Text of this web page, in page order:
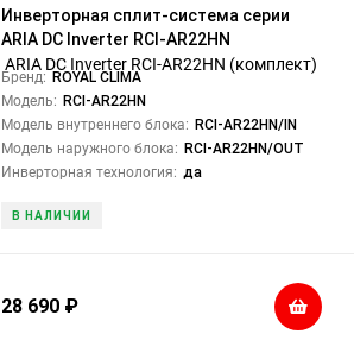
Инверторная сплит-система серии
ARIA DC Inverter RCI-AR22HN
(комплект)
Бренд: ROYAL CLIMA
Модель: RCI-AR22HN
Модель внутреннего блока: RCI-AR22HN/IN
Модель наружного блока: RCI-AR22HN/OUT
Инверторная технология: да
В НАЛИЧИИ
28 690 ₽